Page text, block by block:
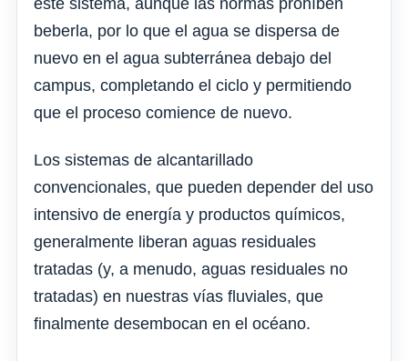
este sistema, aunque las normas prohíben
beberla, por lo que el agua se dispersa de
nuevo en el agua subterránea debajo del
campus, completando el ciclo y permitiendo
que el proceso comience de nuevo.
Los sistemas de alcantarillado
convencionales, que pueden depender del uso
intensivo de energía y productos químicos,
generalmente liberan aguas residuales
tratadas (y, a menudo, aguas residuales no
tratadas) en nuestras vías fluviales, que
finalmente desembocan en el océano.